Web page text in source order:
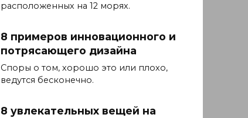
расположенных на 12 морях.
8 примеров инновационного и
потрясающего дизайна
Споры о том, хорошо это или плохо,
ведутся бесконечно.
8 увлекательных вещей на